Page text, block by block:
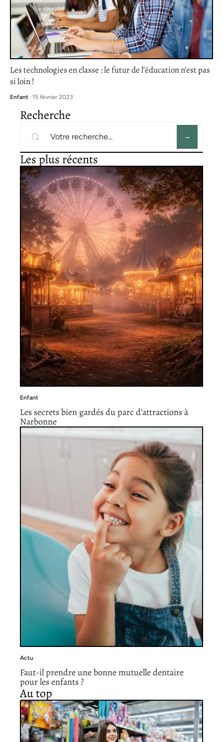
Les technologies en classe : le futur de l’éducation n’est pas
si loin !
Enfant 15 février 2023
Recherche
Les plus récents
Enfant
Les secrets bien gardés du parc d’attractions à
Narbonne
Actu
Faut-il prendre une bonne mutuelle dentaire
pour les enfants ?
Au top